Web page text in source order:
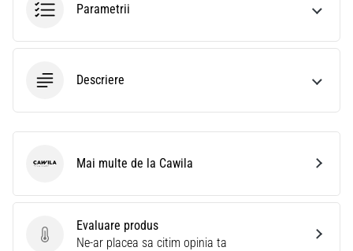
Parametrii
Descriere
Evaluare produs
Evaluare produs
Ne-ar placea sa citim opinia ta
Cawila Mai multe de la Cawila